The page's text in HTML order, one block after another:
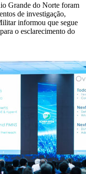
Grande do Norte foram
de investigação,
informou que segue
o esclarecimento do